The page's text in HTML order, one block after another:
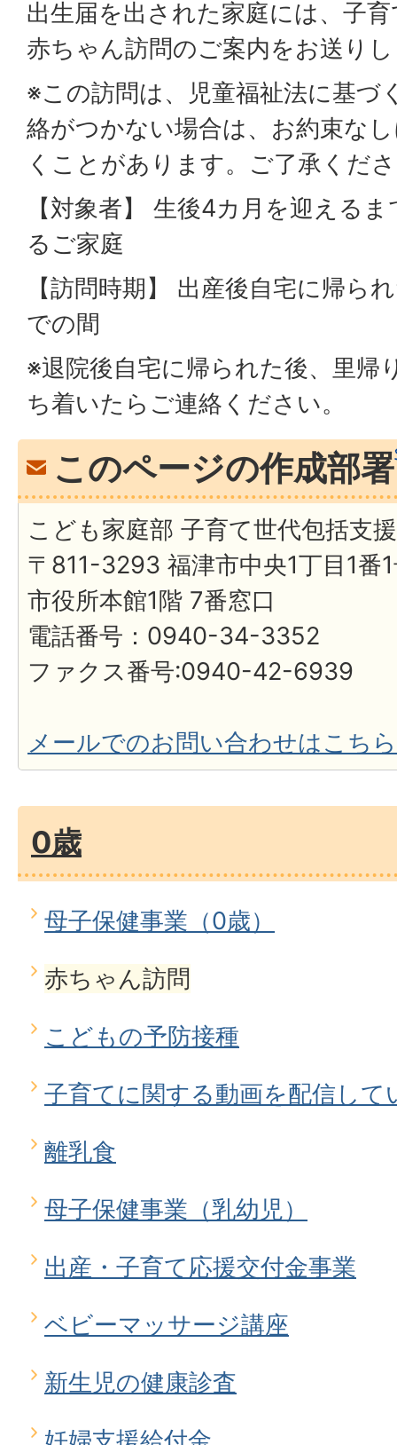
出生届を出された家庭には、子
赤ちゃん訪問のご案内をお送り
※この訪問は、児童福祉法に基づ
絡がつかない場合は、お約束な
くことがあります。ご了承くだ
【対象者】 生後4カ月を迎える
るご家庭
【訪問時期】 出産後自宅に帰ら
での間
※退院後自宅に帰られた後、里帰
ち着いたらご連絡ください。
このページの作成部署
こども家庭部 子育て世代包括支
〒811-3293 福津市中央1丁目1番
市役所本館1階 7番窓口
電話番号：0940-34-3352
ファクス番号:0940-42-6939
メールでのお問い合わせはこちら
0歳
母子保健事業（0歳）
赤ちゃん訪問
こどもの予防接種
子育てに関する動画を配信して
離乳食
母子保健事業（乳幼児）
出産・子育て応援交付金事業
ベビーマッサージ講座
新生児の健康診査